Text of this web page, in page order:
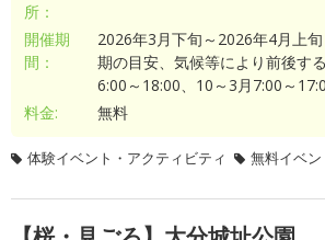
所：
開催期
間：
2026年3月下旬～2026年4月上
期の目安、気候等により前後す
6:00～18:00、10～3月7:00～
料金:
無料
体験イベント・アクティビティ 無料イベン